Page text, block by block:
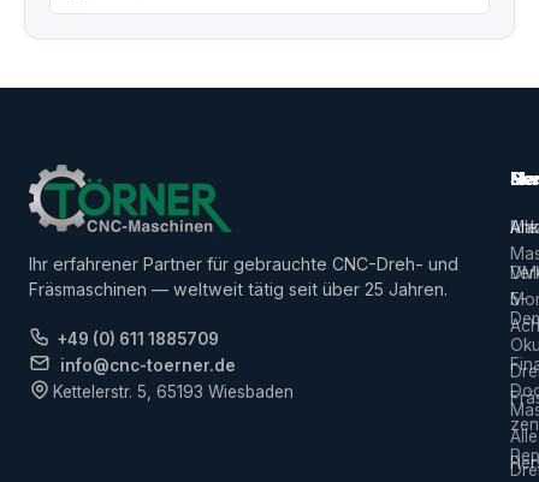
Ihr erfahrener Partner für gebrauchte CNC-Dreh- und
Fräsmaschinen — weltweit tätig seit über 25 Jahren.
+49 (0) 611 1885709
info@cnc-toerner.de
Kettelerstr. 5, 65193 Wiesbaden
Alle
5-
Alle